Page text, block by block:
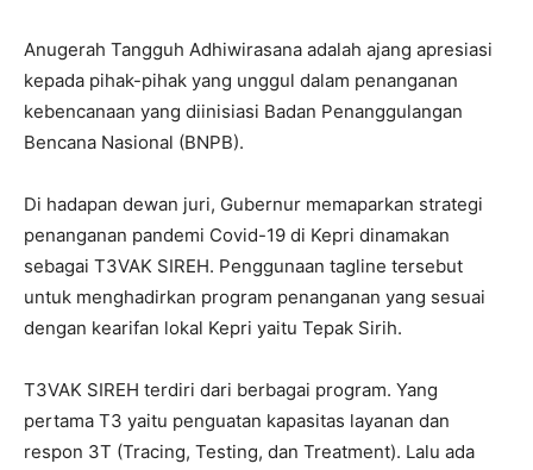
Anugerah Tangguh Adhiwirasana adalah ajang apresiasi
kepada pihak-pihak yang unggul dalam penanganan
kebencanaan yang diinisiasi Badan Penanggulangan
Bencana Nasional (BNPB).
Di hadapan dewan juri, Gubernur memaparkan strategi
penanganan pandemi Covid-19 di Kepri dinamakan
sebagai T3VAK SIREH. Penggunaan tagline tersebut
untuk menghadirkan program penanganan yang sesuai
dengan kearifan lokal Kepri yaitu Tepak Sirih.
T3VAK SIREH terdiri dari berbagai program. Yang
pertama T3 yaitu penguatan kapasitas layanan dan
respon 3T (Tracing, Testing, dan Treatment). Lalu ada